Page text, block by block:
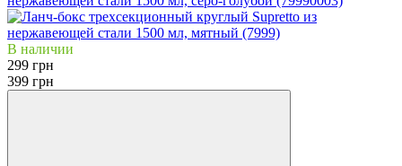
В наличии
299 грн
399 грн